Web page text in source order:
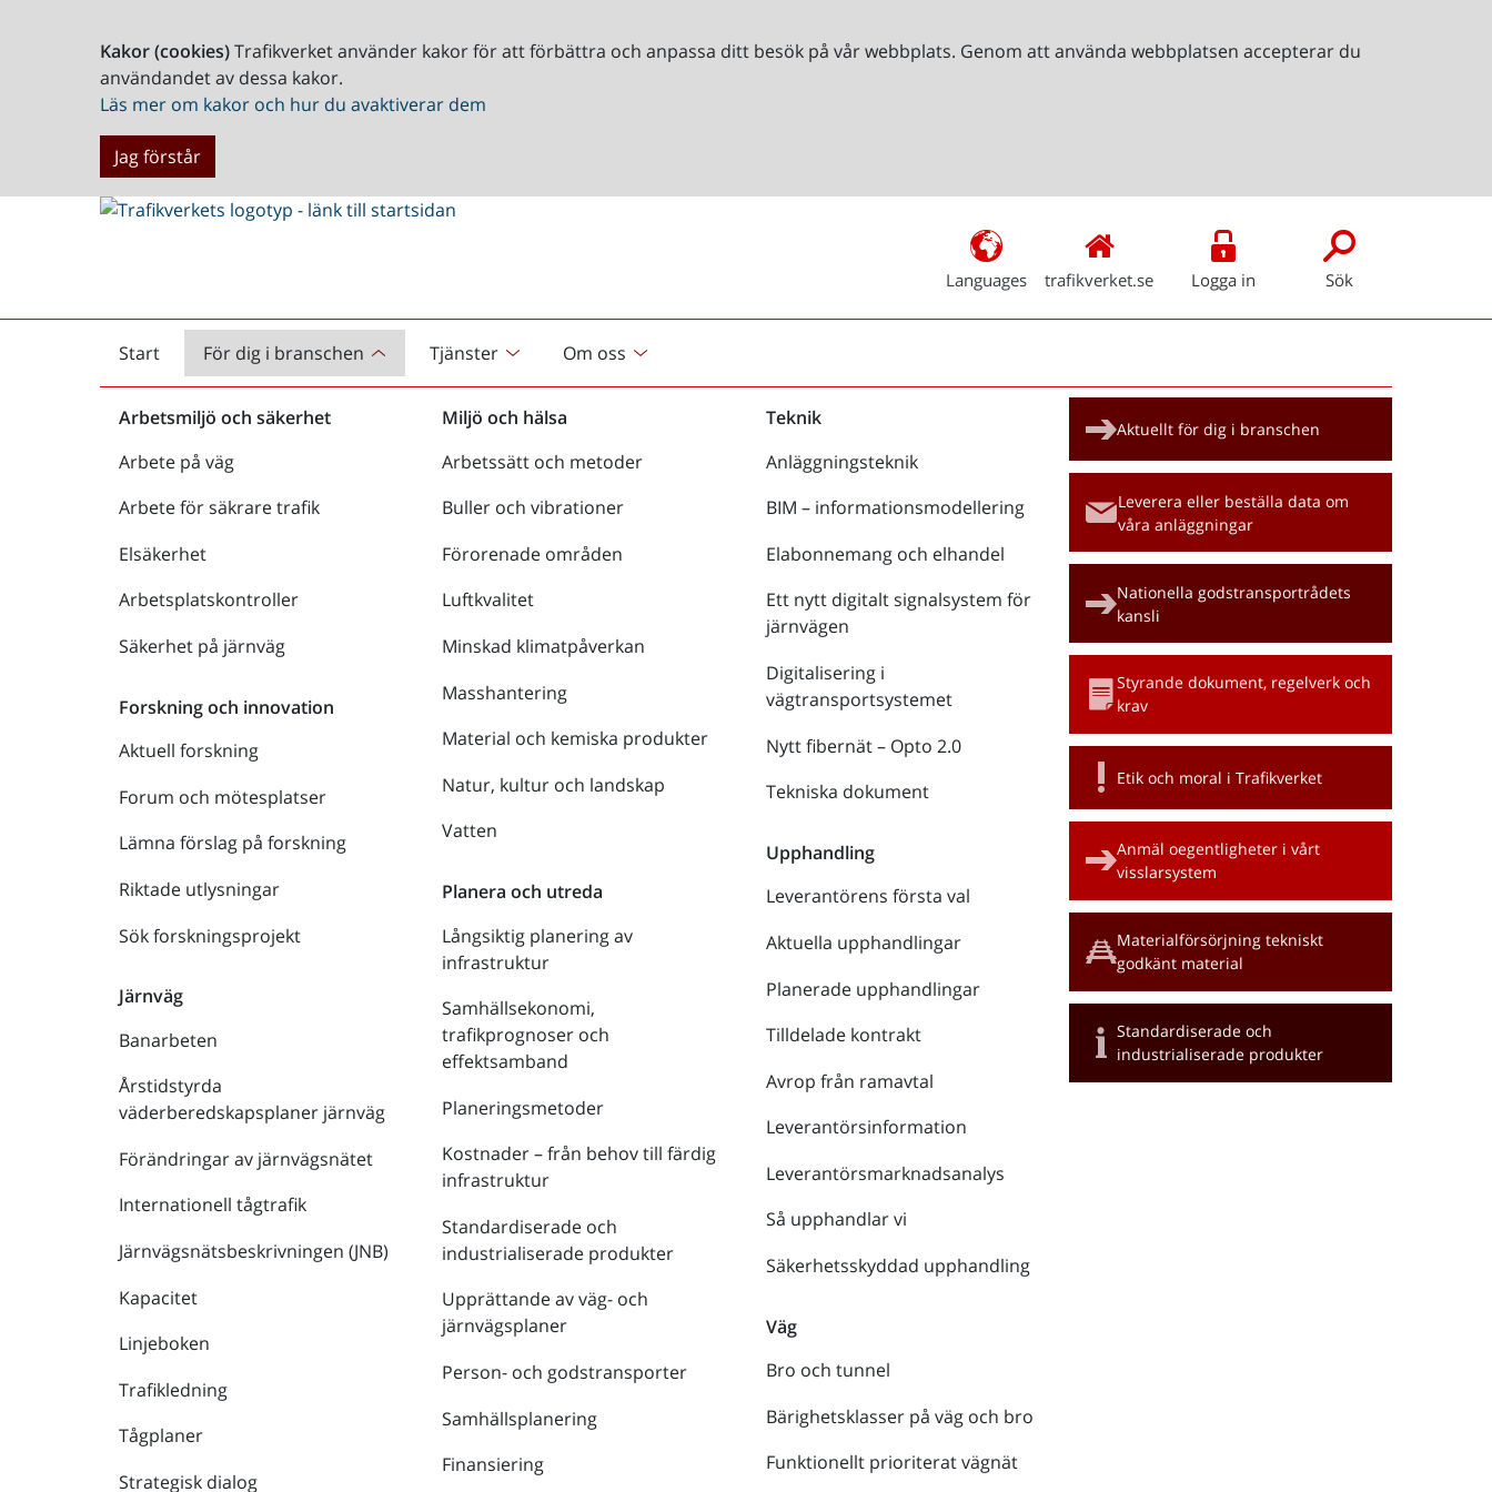
Kakor (cookies)Trafikverket använder kakor för att förbättra och anpassa ditt besök på vår webbplats. Genom att använda webbplatsen accepterar du
användandet av dessa kakor.
Läs mer om kakor och hur du avaktiverar dem
Jag förstår
Languages trafikverket.se Logga in Sök
Start
Startsida För dig i branschen Tjänster Om oss
Arbetsmiljö och säkerhet
Arbete på väg
Arbete för säkrare trafik
Elsäkerhet
Arbetsplatskontroller
Säkerhet på järnväg
Forskning och innovation
Aktuell forskning
Forum och mötesplatser
Lämna förslag på forskning
Riktade utlysningar
Sök forskningsprojekt
Järnväg
Banarbeten
Årstidstyrda
väderberedskapsplaner järnväg
Förändringar av järnvägsnätet
Internationell tågtrafik
Järnvägsnätsbeskrivningen (JNB)
Kapacitet
Linjeboken
Trafikledning
Tågplaner
Strategisk dialog
Miljö och hälsa
Arbetssätt och metoder
Buller och vibrationer
Förorenade områden
Luftkvalitet
Minskad klimatpåverkan
Masshantering
Material och kemiska produkter
Natur, kultur och landskap
Vatten
Planera och utreda
Långsiktig planering av
infrastruktur
Samhällsekonomi,
trafikprognoser och
effektsamband
Planeringsmetoder
Kostnader – från behov till färdig
infrastruktur
Standardiserade och
industrialiserade produkter
Upprättande av väg- och
järnvägsplaner
Person- och godstransporter
Samhällsplanering
Finansiering
Teknik
Anläggningsteknik
BIM – informationsmodellering
Elabonnemang och elhandel
Ett nytt digitalt signalsystem för
järnvägen
Digitalisering i
vägtransportsystemet
Nytt fibernät – Opto 2.0
Tekniska dokument
Upphandling
Leverantörens första val
Aktuella upphandlingar
Planerade upphandlingar
Tilldelade kontrakt
Avrop från ramavtal
Leverantörsinformation
Leverantörsmarknadsanalys
Så upphandlar vi
Säkerhetsskyddad upphandling
Väg
Bro och tunnel
Bärighetsklasser på väg och bro
Funktionellt prioriterat vägnät
Aktuellt för dig i branschen
Leverera eller beställa data om
våra anläggningar
Nationella godstransportrådets
kansli
Styrande dokument, regelverk och
krav
Etik och moral i Trafikverket
Anmäl oegentligheter i vårt
visslarsystem
Materialförsörjning tekniskt
godkänt material
Standardiserade och
industrialiserade produkter